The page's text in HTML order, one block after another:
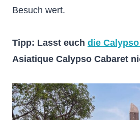
Besuch wert.
Tipp: Lasst euch die
Asiatique Calypso Cabaret